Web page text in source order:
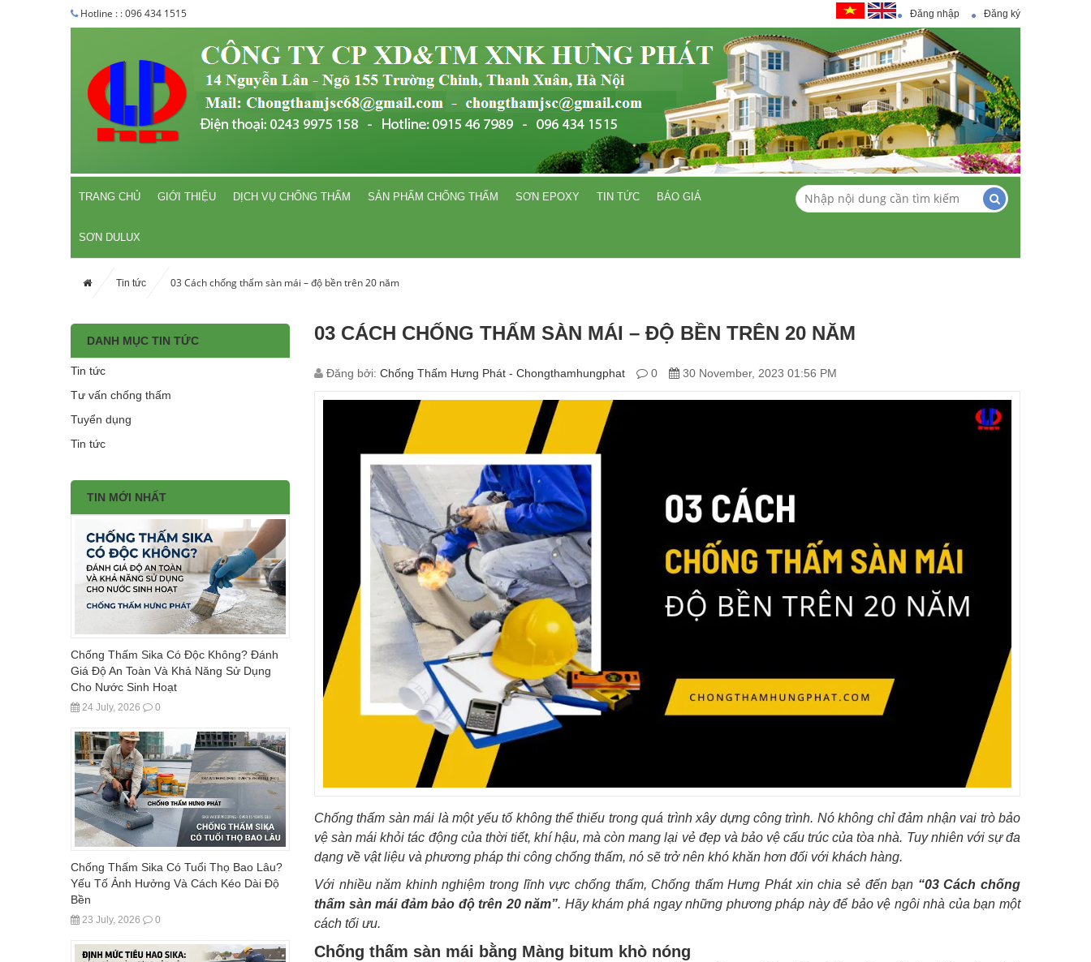
Hotline : : 096 434 1515 Đăng nhập Đăng ký
TRANG CHỦ GIỚI THIỆU DỊCH VỤ CHỐNG THẤM SẢN PHẨM CHỐNG THẤM SƠN EPOXY TIN TỨC BÁO GIÁ
SƠN DULUX
Tin tức 03 Cách chống thấm sàn mái – độ bền trên 20 năm
DANH MỤC TIN TỨC
Tin tức
Tư vấn chống thấm
Tuyển dụng
Tin tức
TIN MỚI NHẤT
Chống Thấm Sika Có Độc Không? Đánh
Giá Độ An Toàn Và Khả Năng Sử Dụng
Cho Nước Sinh Hoạt
24 July, 2026 0
Chống Thấm Sika Có Tuổi Thọ Bao Lâu?
Yếu Tố Ảnh Hưởng Và Cách Kéo Dài Độ
Bền
23 July, 2026 0
03 CÁCH CHỐNG THẤM SÀN MÁI – ĐỘ BỀN TRÊN 20 NĂM
Đăng bởi: Chống Thấm Hưng Phát - Chongthamhungphat 0 30 November, 2023 01:56 PM
Chống thấm sàn mái là một yếu tố không thể thiếu trong quá trình xây dựng công trình. Nó không chỉ đảm nhận vai trò bảo
vệ sàn mái khỏi tác động của thời tiết, khí hậu, mà còn mang lại vẻ đẹp và bảo vệ cấu trúc của tòa nhà. Tuy nhiên với sự đa
dạng về vật liệu và phương pháp thi công chống thấm, nó sẽ trở nên khó khăn hơn đối với khách hàng.
Với nhiều năm khinh nghiệm trong lĩnh vực chống thấm, Chống thấm Hưng Phát xin chia sẻ đến bạn “03 Cách chống
thấm sàn mái đảm bảo độ trên 20 năm”. Hãy khám phá ngay những phương pháp này để bảo vệ ngôi nhà của bạn một
cách tối ưu.
Chống thấm sàn mái bằng Màng bitum khò nóng